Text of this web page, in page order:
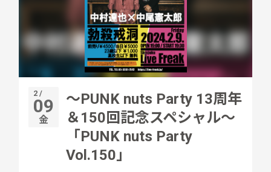
2 /
09
金
～PUNK nuts Party 13周年
＆150回記念スペシャル～
「PUNK nuts Party
Vol.150」